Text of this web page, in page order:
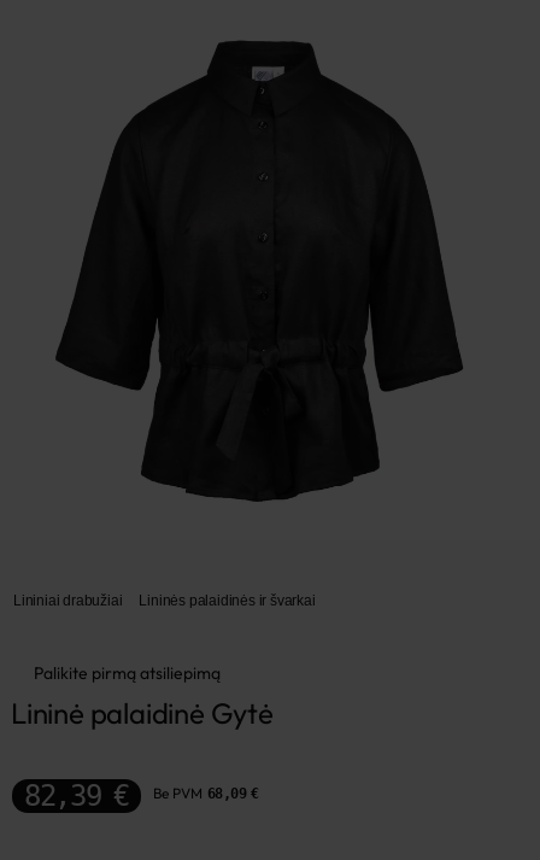
Lininiai drabužiai Lininės palaidinės ir švarkai
Palikite pirmą atsiliepimą
Lininė palaidinė Gytė
82,39 € Be PVM 68,09 €